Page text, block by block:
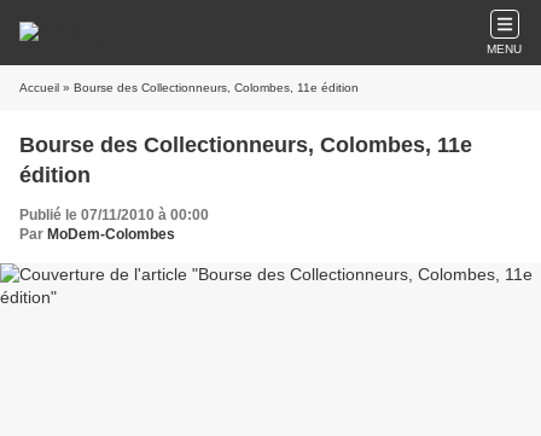
MENU
Accueil » Bourse des Collectionneurs, Colombes, 11e édition
Bourse des Collectionneurs, Colombes, 11e
édition
Publié le 07/11/2010 à 00:00
Par MoDem-Colombes